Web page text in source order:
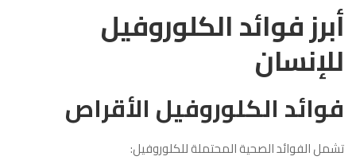
أبرز فوائد الكلوروفيل
للإنسان
فوائد الكلوروفيل الأقراص
تشمل الفوائد الصحية المحتملة للكلوروفيل: